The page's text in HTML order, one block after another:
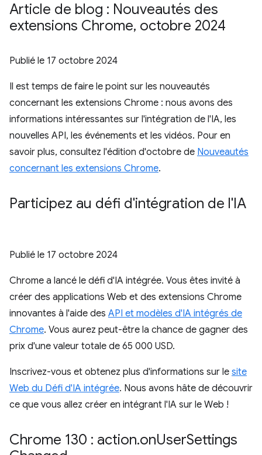
Article de blog : Nouveautés des
extensions Chrome, octobre 2024
Publié le 17 octobre 2024
Il est temps de faire le point sur les nouveautés
concernant les extensions Chrome : nous avons des
informations intéressantes sur l'intégration de l'IA, les
nouvelles API, les événements et les vidéos. Pour en
savoir plus, consultez l'édition d'octobre de Nouveautés
concernant les extensions Chrome.
Participez au défi d'intégration de l'IA
Publié le 17 octobre 2024
Chrome a lancé le défi d'IA intégrée. Vous êtes invité à
créer des applications Web et des extensions Chrome
innovantes à l'aide des API et modèles d'IA intégrés de
Chrome. Vous aurez peut-être la chance de gagner des
prix d'une valeur totale de 65 000 USD.
Inscrivez-vous et obtenez plus d'informations sur le site
Web du Défi d'IA intégrée. Nous avons hâte de découvrir
ce que vous allez créer en intégrant l'IA sur le Web !
Chrome 130 : action.onUserSettings